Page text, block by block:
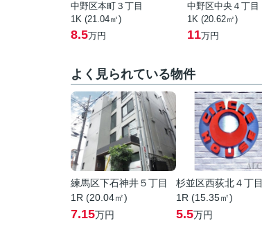
中野区本町３丁目
1K (21.04㎡)
8.5万円
中野区中央４丁目
1K (20.62㎡)
11万円
よく見られている物件
練馬区下石神井５丁目
1R (20.04㎡)
7.15万円
杉並区西荻北４丁目
1R (15.35㎡)
5.5万円